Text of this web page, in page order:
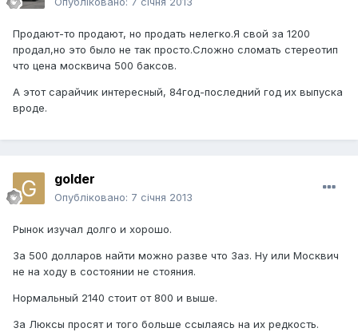
Продают-то продают, но продать нелегко.Я свой за 1200
продал,но это было не так просто.Сложно сломать стереотип
что цена москвича 500 баксов.
А этот сарайчик интересный, 84год-последний год их выпуска
вроде.
golder
Опубліковано: 7 січня 2013
Рынок изучал долго и хорошо.
За 500 долларов найти можно разве что Заз. Ну или Москвич
не на ходу в состоянии не стояния.
Нормальный 2140 стоит от 800 и выше.
За Люксы просят и того больше ссылаясь на их редкость.